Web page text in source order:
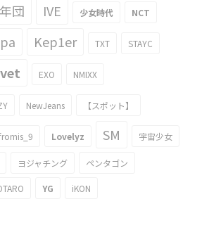
団 IVE 少女時代 NCT
Kep1er TXT STAYC
EXO NMIXX
NewJeans 【スポット】
Lovelyz SM 宇宙少女
ヨジャチング ペンタゴン
YG iKON